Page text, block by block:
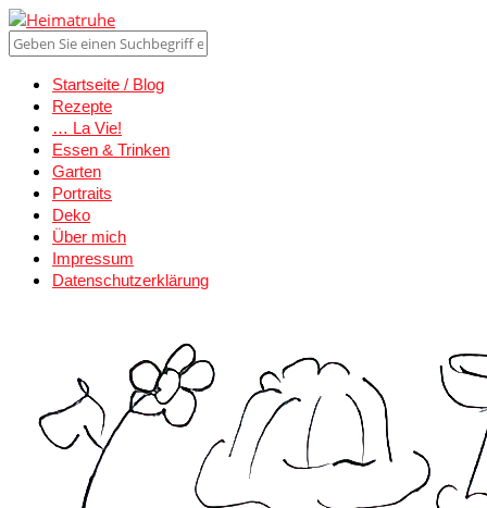
Startseite / Blog
Rezepte
… La Vie!
Essen & Trinken
Garten
Portraits
Deko
Über mich
Impressum
Datenschutzerklärung